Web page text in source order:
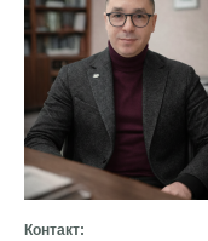
Контакт: